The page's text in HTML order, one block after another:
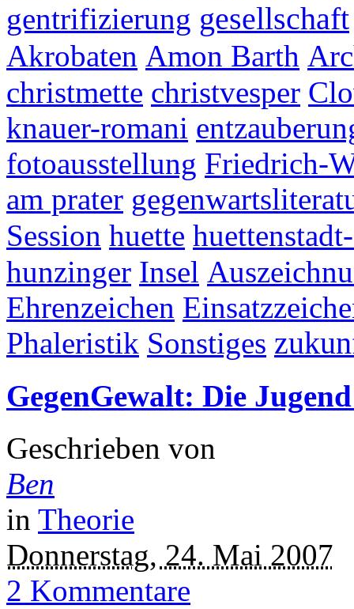
gentrifizierung gesellschaft
Akrobaten Amon Barth
christmette christvesper
knauer-romani
fotoausstellung Friedrich-
am prater
Session huette
hunzinger Insel
Ehrenzeichen
Phaleristik Sonstiges
GegenGewalt: Die
Geschrieben von
Ben
in Theorie
Donnerstag, 24. Mai 2007
2 Kommentare